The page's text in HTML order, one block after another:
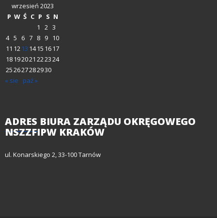
wrzesień 2023
P W Ś C P S N
1
2 3
4 5 6 7 8 9 10
11 12 13 1415 1617
18192021 222324
252627282930
« sie
paź »
ADRES BIURA ZARZĄDU OKRĘGOWEGO
NSZZFIPW KRAKÓW
ul. Konarskiego 2, 33-100 Tarnów